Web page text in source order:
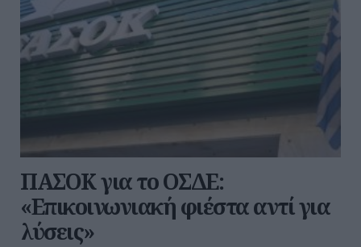
ΠΑΣΟΚ για το ΟΣΔΕ:
«Επικοινωνιακή φιέστα αντί για
λύσεις»